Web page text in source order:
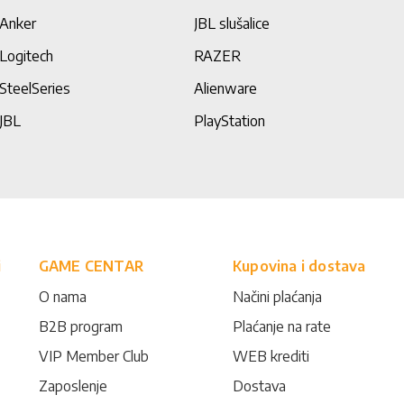
Anker
JBL slušalice
Logitech
RAZER
SteelSeries
Alienware
JBL
PlayStation
GAME CENTAR
O nama
B2B program
VIP Member Club
Zaposlenje
Kupovina i dostava
Načini plaćanja
Plaćanje na rate
WEB krediti
Dostava